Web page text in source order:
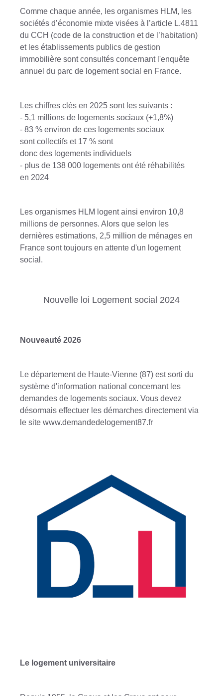
Comme chaque année, les organismes HLM, les
sociétés d’économie mixte visées à l’article L.481­1
du CCH (code de la construction et de l’habitation)
et les établissements publics de gestion
immobilière sont consultés concernant l'enquête
annuel du parc de logement social en France.
Les chiffres clés en 2025 sont les suivants :
- 5,1 millions de logements sociaux (+1,8%)
- 83 % environ de ces logements sociaux
sont collectifs et 17 % sont
donc des logements individuels
- plus de 138 000 logements ont été réhabilités
en 2024
Les organismes HLM logent ainsi environ 10,8
millions de personnes. Alors que selon les
dernières estimations, 2,5 million de ménages en
France sont toujours en attente d'un logement
social.
Nouvelle loi Logement social 2024
Nouveauté 2026
Le département de Haute-Vienne (87) est sorti du
système d'information national concernant les
demandes de logements sociaux. Vous devez
désormais effectuer les démarches directement via
le site www.demandedelogement87.fr
Le logement universitaire